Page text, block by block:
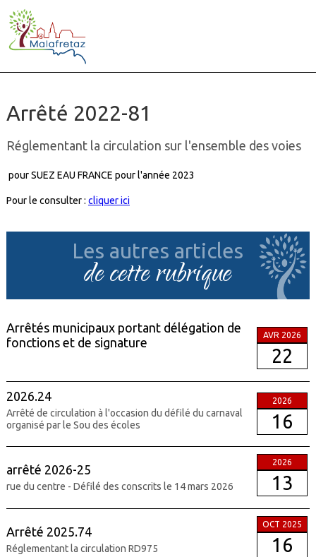
Arrêté 2022-81
Réglementant la circulation sur l'ensemble des voies
pour SUEZ EAU FRANCE pour l'année 2023
Pour le consulter : cliquer ici
Les autres articles
de cette rubrique
Arrêtés municipaux portant délégation de
fonctions et de signature
AVR 2026
22
2026.24
Arrêté de circulation à l'occasion du défilé du carnaval
organisé par le Sou des écoles
2026
16
arrêté 2026-25
rue du centre - Défilé des conscrits le 14 mars 2026
2026
13
Arrêté 2025.74
Réglementant la circulation RD975
OCT 2025
16